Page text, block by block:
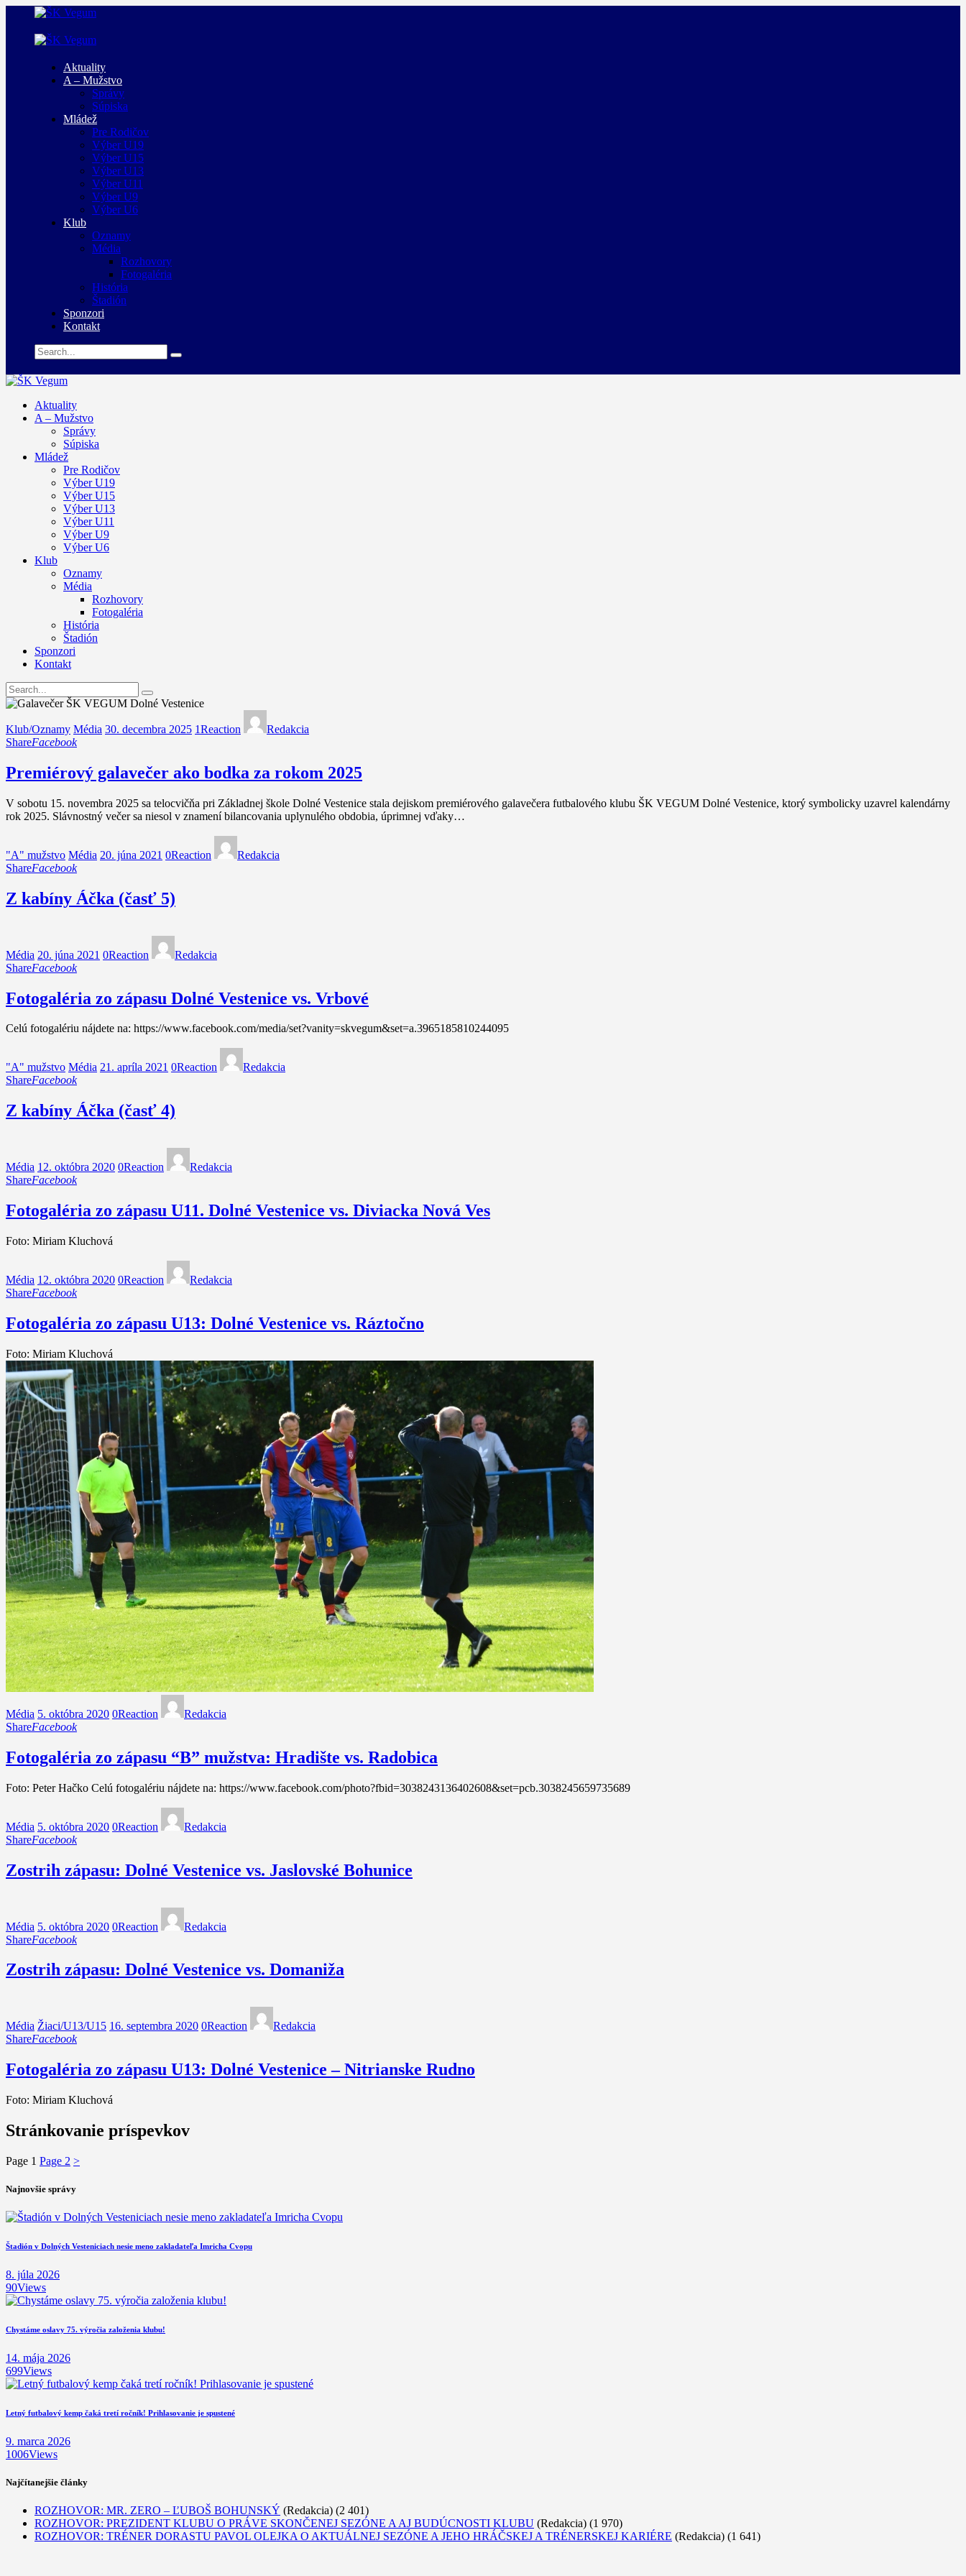
Aktuality
A – Mužstvo
Správy
Súpiska
Mládež
Pre Rodičov
Výber U19
Výber U15
Výber U13
Výber U11
Výber U9
Výber U6
Klub
Oznamy
Média
Rozhovory
Fotogaléria
História
Štadión
Sponzori
Kontakt
Aktuality
A – Mužstvo
Správy
Súpiska
Mládež
Pre Rodičov
Výber U19
Výber U15
Výber U13
Výber U11
Výber U9
Výber U6
Klub
Oznamy
Média
Rozhovory
Fotogaléria
História
Štadión
Sponzori
Kontakt
Klub/Oznamy Média 30. decembra 2025 1Reaction
Redakcia
ShareFacebook
Premiérový galavečer ako bodka za rokom 2025
V sobotu 15. novembra 2025 sa telocvičňa pri Základnej škole Dolné Vestenice stala dejiskom premiérového galavečera futbalového klubu ŠK VEGUM Dolné Vestenice, ktorý symbolicky uzavrel kalendárny
rok 2025. Slávnostný večer sa niesol v znamení bilancovania uplynulého obdobia, úprimnej vďaky…
"A" mužstvo Média 20. júna 2021 0Reaction
Redakcia
ShareFacebook
Z kabíny Áčka (časť 5)
Média 20. júna 2021 0Reaction
Redakcia
ShareFacebook
Fotogaléria zo zápasu Dolné Vestenice vs. Vrbové
Celú fotogalériu nájdete na: https://www.facebook.com/media/set?vanity=skvegum&set=a.3965185810244095
"A" mužstvo Média 21. apríla 2021 0Reaction
Redakcia
ShareFacebook
Z kabíny Áčka (časť 4)
Média 12. októbra 2020 0Reaction
Redakcia
ShareFacebook
Fotogaléria zo zápasu U11. Dolné Vestenice vs. Diviacka Nová Ves
Foto: Miriam Kluchová
Média 12. októbra 2020 0Reaction
Redakcia
ShareFacebook
Fotogaléria zo zápasu U13: Dolné Vestenice vs. Ráztočno
Foto: Miriam Kluchová
Média 5. októbra 2020 0Reaction
Redakcia
ShareFacebook
Fotogaléria zo zápasu “B” mužstva: Hradište vs. Radobica
Foto: Peter Hačko Celú fotogalériu nájdete na: https://www.facebook.com/photo?fbid=3038243136402608&set=pcb.3038245659735689
Média 5. októbra 2020 0Reaction
Redakcia
ShareFacebook
Zostrih zápasu: Dolné Vestenice vs. Jaslovské Bohunice
Média 5. októbra 2020 0Reaction
Redakcia
ShareFacebook
Zostrih zápasu: Dolné Vestenice vs. Domaniža
Média Žiaci/U13/U15 16. septembra 2020 0Reaction
Redakcia
ShareFacebook
Fotogaléria zo zápasu U13: Dolné Vestenice – Nitrianske Rudno
Foto: Miriam Kluchová
Stránkovanie príspevkov
Page 1 Page 2 >
Najnovšie správy
Štadión v Dolných Vesteniciach nesie meno zakladateľa Imricha Cvopu
8. júla 2026
90Views
Chystáme oslavy 75. výročia založenia klubu!
14. mája 2026
699Views
Letný futbalový kemp čaká tretí ročník! Prihlasovanie je spustené
9. marca 2026
1006Views
Najčítanejšie články
ROZHOVOR: MR. ZERO – ĽUBOŠ BOHUNSKÝ (Redakcia) (2 401)
ROZHOVOR: PREZIDENT KLUBU O PRÁVE SKONČENEJ SEZÓNE A AJ BUDÚCNOSTI KLUBU (Redakcia) (1 970)
ROZHOVOR: TRÉNER DORASTU PAVOL OLEJKA O AKTUÁLNEJ SEZÓNE A JEHO HRÁČSKEJ A TRÉNERSKEJ KARIÉRE (Redakcia) (1 641)